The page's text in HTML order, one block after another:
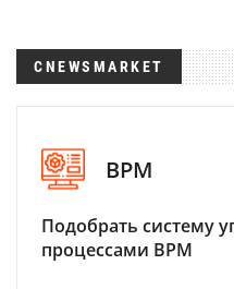
CNEWSMARKET
BPM
Подобрать систему
процессами BPM